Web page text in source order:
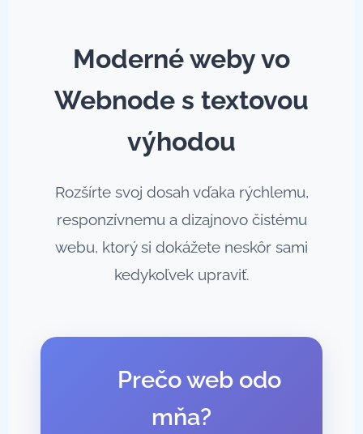
Moderné weby vo
Webnode s textovou
výhodou
Rozšírte svoj dosah vďaka rýchlemu,
responzívnemu a dizajnovo čistému
webu, ktorý si dokážete neskôr sami
kedykoľvek upraviť.
💡 Prečo web odo
mňa?